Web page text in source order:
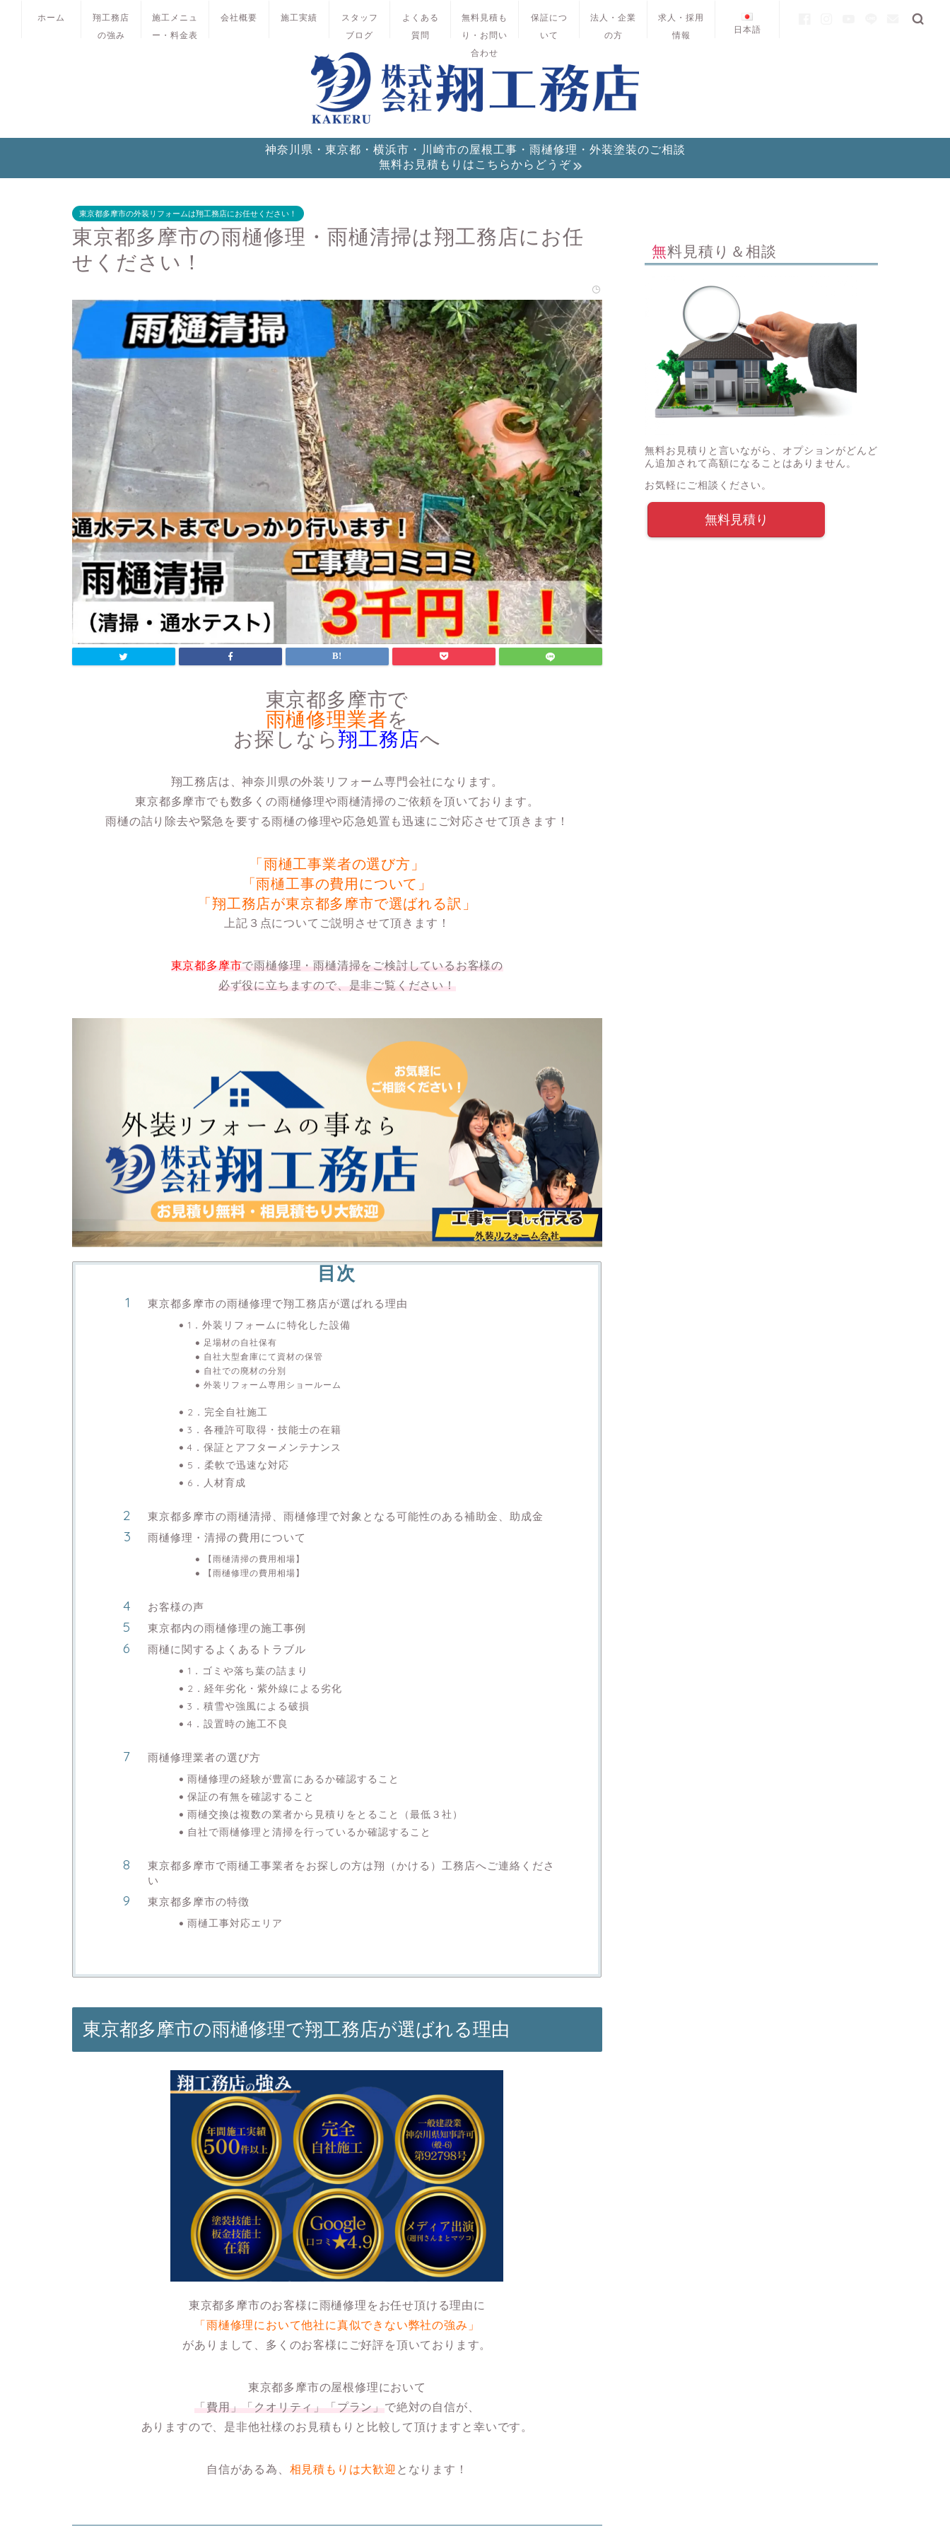
ホーム
翔工務店
の強み
施工メニュ
ー・料金表
会社概要 施工実績
スタッフ
ブログ
よくある
質問
無料見積も
り・お問い
合わせ
保証につ
いて
法人・企業
の方
求人・採用
情報
日本語
神奈川県・東京都・横浜市・川崎市の屋根工事・雨樋修理・外装塗装のご相談
無料お見積もりはこちらからどうぞ
東京都多摩市の外装リフォームは翔工務店にお任せください！
東京都多摩市の雨樋修理・雨樋清掃は翔工務店にお任
せください！
東京都多摩市で
雨樋修理業者を
お探しなら翔工務店へ
翔工務店は、神奈川県の外装リフォーム専門会社になります。
東京都多摩市でも数多くの雨樋修理や雨樋清掃のご依頼を頂いております。
雨樋の詰り除去や緊急を要する雨樋の修理や応急処置も迅速にご対応させて頂きます！
「雨樋工事業者の選び方」
「雨樋工事の費用について」
「翔工務店が東京都多摩市で選ばれる訳」
上記３点についてご説明させて頂きます！
東京都多摩市で雨樋修理・雨樋清掃をご検討しているお客様の
必ず役に立ちますので、是非ご覧ください！
目次
東京都多摩市の雨樋修理で翔工務店が選ばれる理由
1．外装リフォームに特化した設備
足場材の自社保有
自社大型倉庫にて資材の保管
自社での廃材の分別
外装リフォーム専用ショールーム
2．完全自社施工
3．各種許可取得・技能士の在籍
4．保証とアフターメンテナンス
5．柔軟で迅速な対応
6．人材育成
東京都多摩市の雨樋清掃、雨樋修理で対象となる可能性のある補助金、助成金
雨樋修理・清掃の費用について
【雨樋清掃の費用相場】
【雨樋修理の費用相場】
お客様の声
東京都内の雨樋修理の施工事例
雨樋に関するよくあるトラブル
1．ゴミや落ち葉の詰まり
2．経年劣化・紫外線による劣化
3．積雪や強風による破損
4．設置時の施工不良
雨樋修理業者の選び方
雨樋修理の経験が豊富にあるか確認すること
保証の有無を確認すること
雨樋交換は複数の業者から見積りをとること（最低３社）
自社で雨樋修理と清掃を行っているか確認すること
東京都多摩市で雨樋工事業者をお探しの方は翔（かける）工務店へご連絡くださ
い
東京都多摩市の特徴
雨樋工事対応エリア
東京都多摩市の雨樋修理で翔工務店が選ばれる理由
東京都多摩市のお客様に雨樋修理をお任せ頂ける理由に
「雨樋修理において他社に真似できない弊社の強み」
がありまして、多くのお客様にご好評を頂いております。
東京都多摩市の屋根修理において
「費用」「クオリティ」「プラン」 で絶対の自信が、
ありますので、是非他社様のお見積もりと比較して頂けますと幸いです。
自信がある為、 相見積もりは大歓迎 となります！
無料見積り＆相談
無料お見積りと言いながら、オプションがどんど
ん追加されて高額になることはありません。
お気軽にご相談ください。
無料見積り